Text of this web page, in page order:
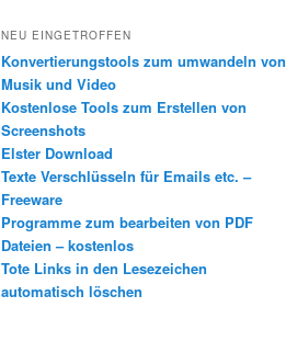
NEU EINGETROFFEN
Konvertierungstools zum umwandeln von
Musik und Video
Kostenlose Tools zum Erstellen von
Screenshots
Elster Download
Texte Verschlüsseln für Emails etc. –
Freeware
Programme zum bearbeiten von PDF
Dateien – kostenlos
Tote Links in den Lesezeichen
automatisch löschen